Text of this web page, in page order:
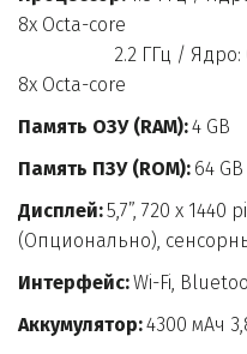
8x Octa-core
8x Octa-core
Память ОЗУ (RAM): 4 GB
Память ПЗУ (ROM): 64 GB
Дисплей: 5,7”, 720 х 1440
(Опционально),
Интерфейс: Wi-Fi,
Аккумулятор: 4300 мАч